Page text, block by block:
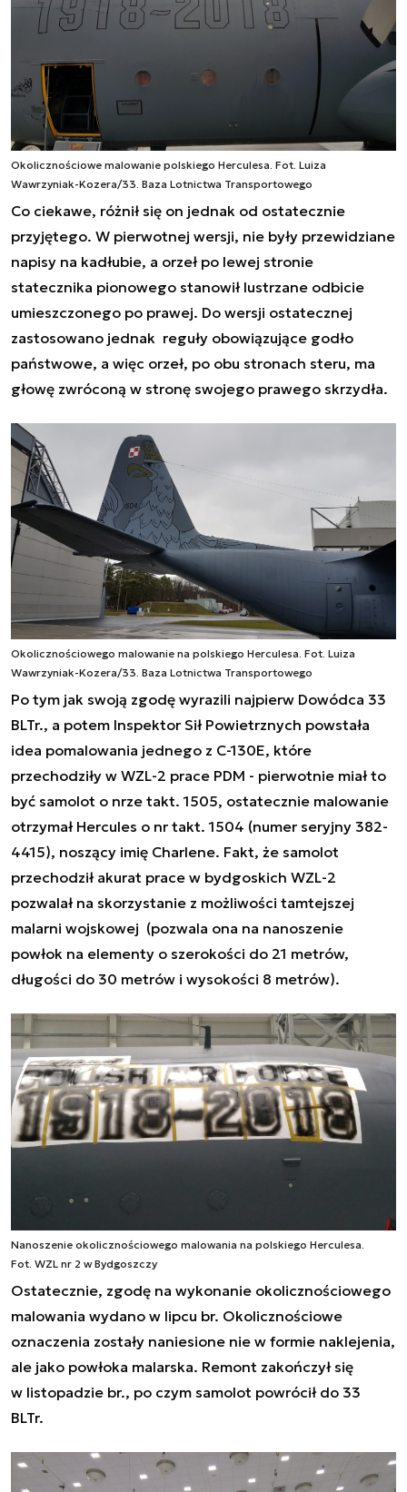
Okolicznościowe malowanie polskiego Herculesa. Fot. Luiza
Wawrzyniak-Kozera/33. Baza Lotnictwa Transportowego
Co ciekawe, różnił się on jednak od ostatecznie
przyjętego. W pierwotnej wersji, nie były przewidziane
napisy na kadłubie, a orzeł po lewej stronie
statecznika pionowego stanowił lustrzane odbicie
umieszczonego po prawej. Do wersji ostatecznej
zastosowano jednak reguły obowiązujące godło
państwowe, a więc orzeł, po obu stronach steru, ma
głowę zwróconą w stronę swojego prawego skrzydła.
Okolicznościowego malowanie na polskiego Herculesa. Fot. Luiza
Wawrzyniak-Kozera/33. Baza Lotnictwa Transportowego
Po tym jak swoją zgodę wyrazili najpierw Dowódca 33
BLTr., a potem Inspektor Sił Powietrznych powstała
idea pomalowania jednego z C-130E, które
przechodziły w WZL-2 prace PDM - pierwotnie miał to
być samolot o nrze takt. 1505, ostatecznie malowanie
otrzymał Hercules o nr takt. 1504 (numer seryjny 382-
4415), noszący imię Charlene. Fakt, że samolot
przechodził akurat prace w bydgoskich WZL-2
pozwalał na skorzystanie z możliwości tamtejszej
malarni wojskowej (pozwala ona na nanoszenie
powłok na elementy o szerokości do 21 metrów,
długości do 30 metrów i wysokości 8 metrów).
Nanoszenie okolicznościowego malowania na polskiego Herculesa.
Fot. WZL nr 2 w Bydgoszczy
Ostatecznie, zgodę na wykonanie okolicznościowego
malowania wydano w lipcu br. Okolicznościowe
oznaczenia zostały naniesione nie w formie naklejenia,
ale jako powłoka malarska. Remont zakończył się
w listopadzie br., po czym samolot powrócił do 33
BLTr.